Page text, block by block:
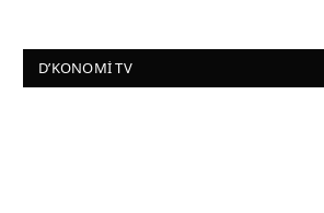
D’KONOMI TV